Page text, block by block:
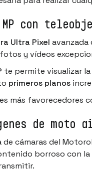
MP con
Ultra Pixel avanzada
y vídeos
te permite visualizar
primeros planos
más favorecedores
de moto
cámaras del
borroso con la